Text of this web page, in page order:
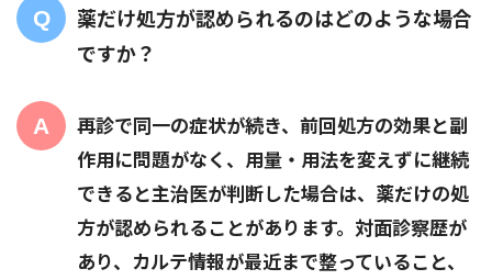
薬だけ処方が認められるのはどのような場合
ですか？
再診で同一の症状が続き、前回処方の効果と副
作用に問題がなく、用量・用法を変えずに継続
できると主治医が判断した場合は、薬だけの処
方が認められることがあります。対面診察歴が
あり、カルテ情報が最近まで整っていること、